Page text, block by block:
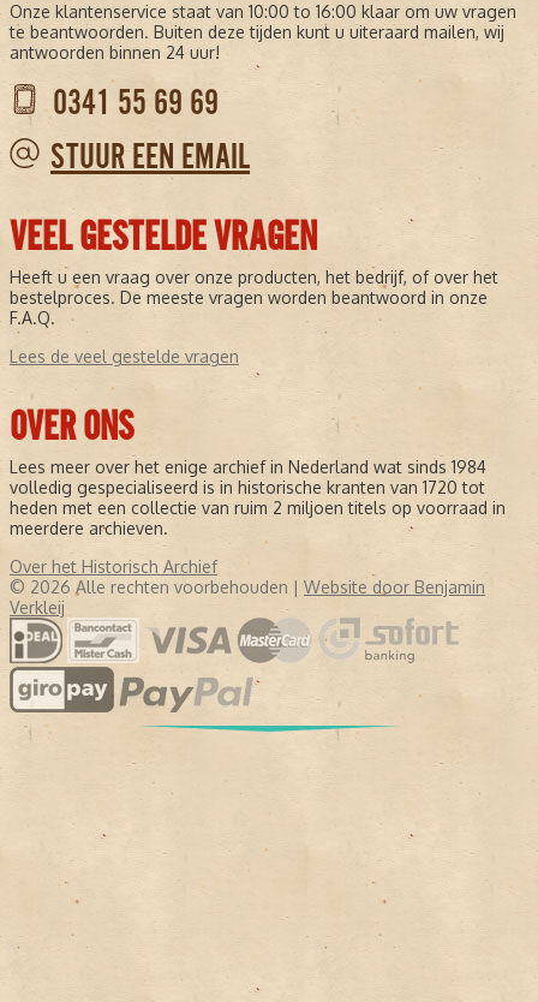
Onze klantenservice staat van 10:00 to 16:00 klaar om uw vragen
te beantwoorden. Buiten deze tijden kunt u uiteraard mailen, wij
antwoorden binnen 24 uur!
0341 55 69 69
STUUR EEN EMAIL
VEEL GESTELDE VRAGEN
Heeft u een vraag over onze producten, het bedrijf, of over het
bestelproces. De meeste vragen worden beantwoord in onze
F.A.Q.
Lees de veel gestelde vragen
OVER ONS
Lees meer over het enige archief in Nederland wat sinds 1984
volledig gespecialiseerd is in historische kranten van 1720 tot
heden met een collectie van ruim 2 miljoen titels op voorraad in
meerdere archieven.
Over het Historisch Archief
© 2026 Alle rechten voorbehouden | Website door Benjamin
Verkleij